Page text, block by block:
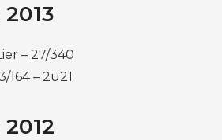
– 27/340
164 – 2u21